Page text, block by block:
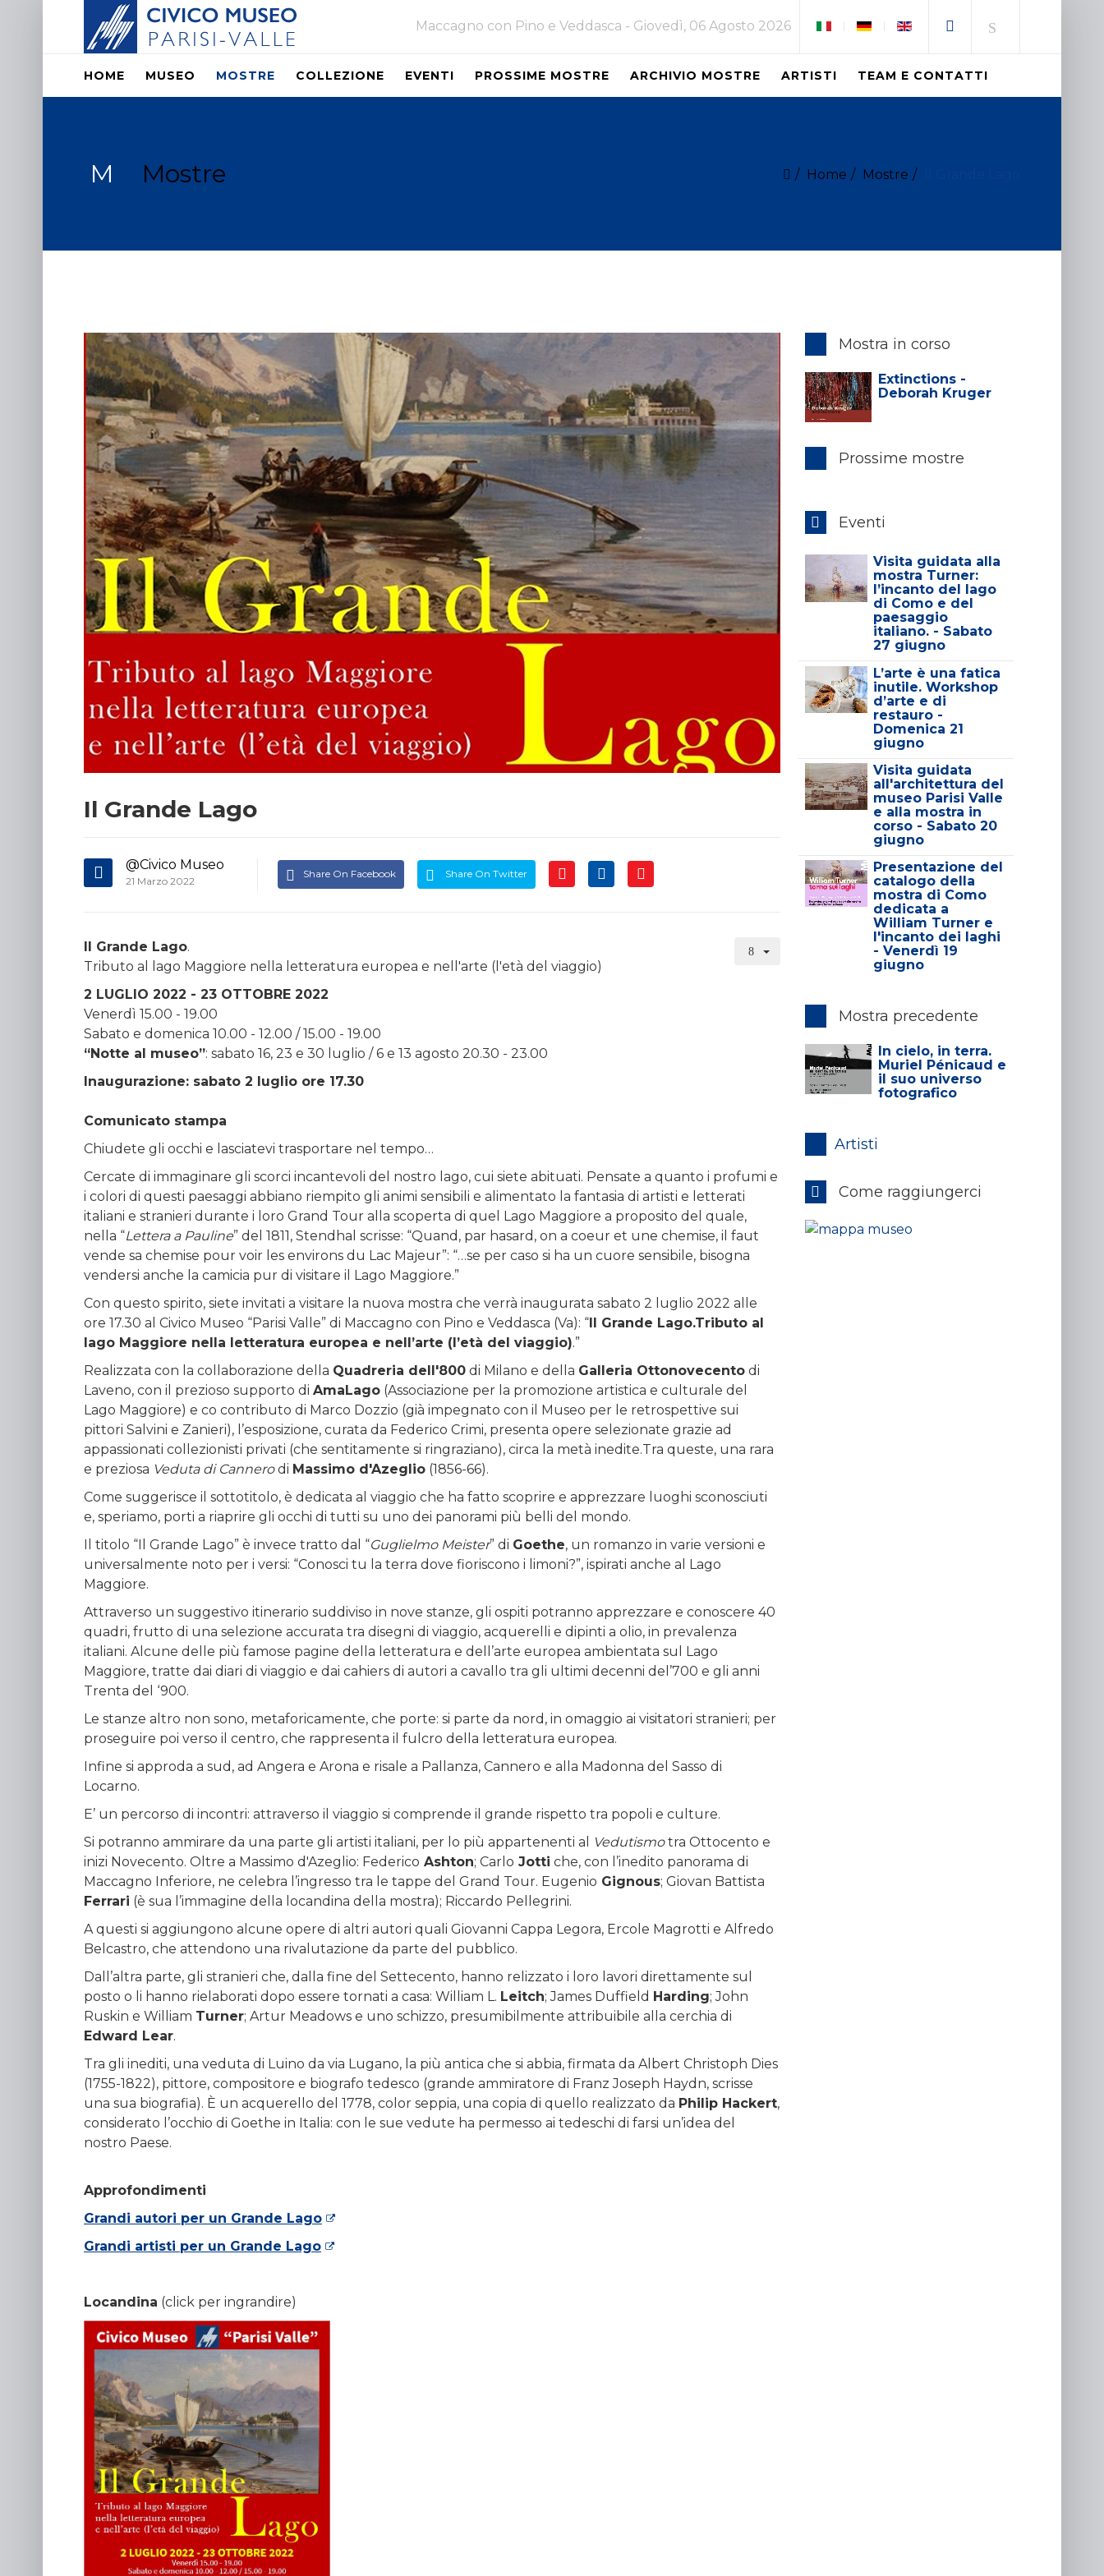
Maccagno con Pino e Veddasca - Giovedì, 06 Agosto 2026
HOME MUSEO MOSTRE COLLEZIONE EVENTI PROSSIME MOSTRE ARCHIVIO MOSTRE ARTISTI TEAM E CONTATTI
M Mostre Home Mostre
Il Grande Lago
@Civico Museo
21 Marzo 2022
Share On Facebook Share On Twitter
Il Grande Lago.
Tributo al lago Maggiore nella letteratura europea e nell'arte (l'età del viaggio)
2 LUGLIO 2022 - 23 OTTOBRE 2022
Venerdì 15.00 - 19.00
Sabato e domenica 10.00 - 12.00 / 15.00 - 19.00
“Notte al museo”: sabato 16, 23 e 30 luglio / 6 e 13 agosto 20.30 - 23.00
Inaugurazione: sabato 2 luglio ore 17.30
Comunicato stampa
Chiudete gli occhi e lasciatevi trasportare nel tempo…
Cercate di immaginare gli scorci incantevoli del nostro lago, cui siete abituati. Pensate a quanto i profumi e
i colori di questi paesaggi abbiano riempito gli animi sensibili e alimentato la fantasia di artisti e letterati
italiani e stranieri durante i loro Grand Tour alla scoperta di quel Lago Maggiore a proposito del quale,
nella “Lettera a Pauline” del 1811, Stendhal scrisse: “Quand, par hasard, on a coeur et une chemise, il faut
vende sa chemise pour voir les environs du Lac Majeur”: “…se per caso si ha un cuore sensibile, bisogna
vendersi anche la camicia pur di visitare il Lago Maggiore.”
Con questo spirito, siete invitati a visitare la nuova mostra che verrà inaugurata sabato 2 luglio 2022 alle
ore 17.30 al Civico Museo “Parisi Valle” di Maccagno con Pino e Veddasca (Va): “Il Grande Lago.Tributo al
lago Maggiore nella letteratura europea e nell’arte (l’età del viaggio).”
Realizzata con la collaborazione della Quadreria dell'800 di Milano e della Galleria Ottonovecento di
Laveno, con il prezioso supporto di AmaLago (Associazione per la promozione artistica e culturale del
Lago Maggiore) e co contributo di Marco Dozzio (già impegnato con il Museo per le retrospettive sui
pittori Salvini e Zanieri), l’esposizione, curata da Federico Crimi, presenta opere selezionate grazie ad
appassionati collezionisti privati (che sentitamente si ringraziano), circa la metà inedite.Tra queste, una rara
e preziosa Veduta di Cannerodi Massimo d'Azeglio (1856-66).
Come suggerisce il sottotitolo, è dedicata al viaggio che ha fatto scoprire e apprezzare luoghi sconosciuti
e, speriamo, porti a riaprire gli occhi di tutti su uno dei panorami più belli del mondo.
Il titolo “Il Grande Lago” è invece tratto dal “Guglielmo Meister” di Goethe, un romanzo in varie versioni e
universalmente noto per i versi: “Conosci tu la terra dove fioriscono i limoni?”, ispirati anche al Lago
Maggiore.
Attraverso un suggestivo itinerario suddiviso in nove stanze, gli ospiti potranno apprezzare e conoscere 40
quadri, frutto di una selezione accurata tra disegni di viaggio, acquerelli e dipinti a olio, in prevalenza
italiani. Alcune delle più famose pagine della letteratura e dell’arte europea ambientata sul Lago
Maggiore, tratte dai diari di viaggio e dai cahiers di autori a cavallo tra gli ultimi decenni del’700 e gli anni
Trenta del ‘900.
Le stanze altro non sono, metaforicamente, che porte: si parte da nord, in omaggio ai visitatori stranieri; per
proseguire poi verso il centro, che rappresenta il fulcro della letteratura europea.
Infine si approda a sud, ad Angera e Arona e risale a Pallanza, Cannero e alla Madonna del Sasso di
Locarno.
E’ un percorso di incontri: attraverso il viaggio si comprende il grande rispetto tra popoli e culture.
Si potranno ammirare da una parte gli artisti italiani, per lo più appartenenti al
Vedutismotra Ottocento e
inizi Novecento. Oltre a Massimo d'Azeglio: Federico Ashton; Carlo Jotti che, con l’inedito panorama di
Maccagno Inferiore, ne celebra l’ingresso tra le tappe del Grand Tour. Eugenio Gignous; Giovan Battista
Ferrari (è sua l’immagine della locandina della mostra); Riccardo Pellegrini.
A questi si aggiungono alcune opere di altri autori quali Giovanni Cappa Legora, Ercole Magrotti e Alfredo
Belcastro, che attendono una rivalutazione da parte del pubblico.
Dall’altra parte, gli stranieri che, dalla fine del Settecento, hanno relizzato i loro lavori direttamente sul
posto o li hanno rielaborati dopo essere tornati a casa: William L. Leitch; James Duffield Harding; John
Ruskin e William Turner; Artur Meadows e uno schizzo, presumibilmente attribuibile alla cerchia di
Edward Lear.
Tra gli inediti, una veduta di Luino da via Lugano, la più antica che si abbia, firmata da Albert Christoph Dies
(1755-1822), pittore, compositore e biografo tedesco (grande ammiratore di Franz Joseph Haydn, scrisse
una sua biografia). È un acquerello del 1778, color seppia, una copia di quello realizzato da Philip Hackert,
considerato l’occhio di Goethe in Italia: con le sue vedute ha permesso ai tedeschi di farsi un’idea del
nostro Paese.
Approfondimenti
Grandi autori per un Grande Lago
Grandi artisti per un Grande Lago
Locandina (click per ingrandire)
Mostra in corso
Extinctions -
Deborah Kruger
Prossime mostre
Eventi
Visita guidata alla
mostra Turner:
l’incanto del lago
di Como e del
paesaggio
italiano. - Sabato
27 giugno
L’arte è una fatica
inutile. Workshop
d’arte e di
restauro -
Domenica 21
giugno
Visita guidata
all'architettura del
museo Parisi Valle
e alla mostra in
corso - Sabato 20
giugno
Presentazione del
catalogo della
mostra di Como
dedicata a
William Turner e
l'incanto dei laghi
- Venerdì 19
giugno
Mostra precedente
In cielo, in terra.
Muriel Pénicaud e
il suo universo
fotografico
Artisti
Come raggiungerci